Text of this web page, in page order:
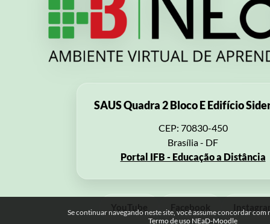
Se continuar navegando neste site, você assume concordar com
Termo de uso NEaD-Moodle
SAUS Quadra 2 Bloco E Edifício
CEP: 70830-450
Brasília - DF
Portal IFB - Educação a Distância
YouTube